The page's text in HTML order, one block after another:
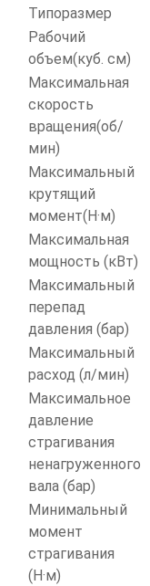
Типоразмер
Рабочий
объем(куб. см)
Максимальная
скорость
вращения(об/
мин)
Максимальный
крутящий
момент(Н·м)
Максимальная
мощность (кВт)
Максимальный
перепад
давления (бар)
Максимальный
расход (л/мин)
Максимальное
давление
страгивания
ненагруженного
вала (бар)
Минимальный
момент
страгивания
(Н·м)